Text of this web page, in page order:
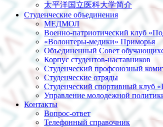
太平洋国立医科大学简介
Студенческие объединения
МЕДМОЛ
Военно-патриотический клуб
«Волонтеры-медики» Приморья
Объединенный Совет
Корпус студентов-наставников
Студенческий профсоюзный
Студенческие отряды
Студенческий спортивный клуб
Управление молодежной
Контакты
Вопрос-ответ
Телефонный справочник